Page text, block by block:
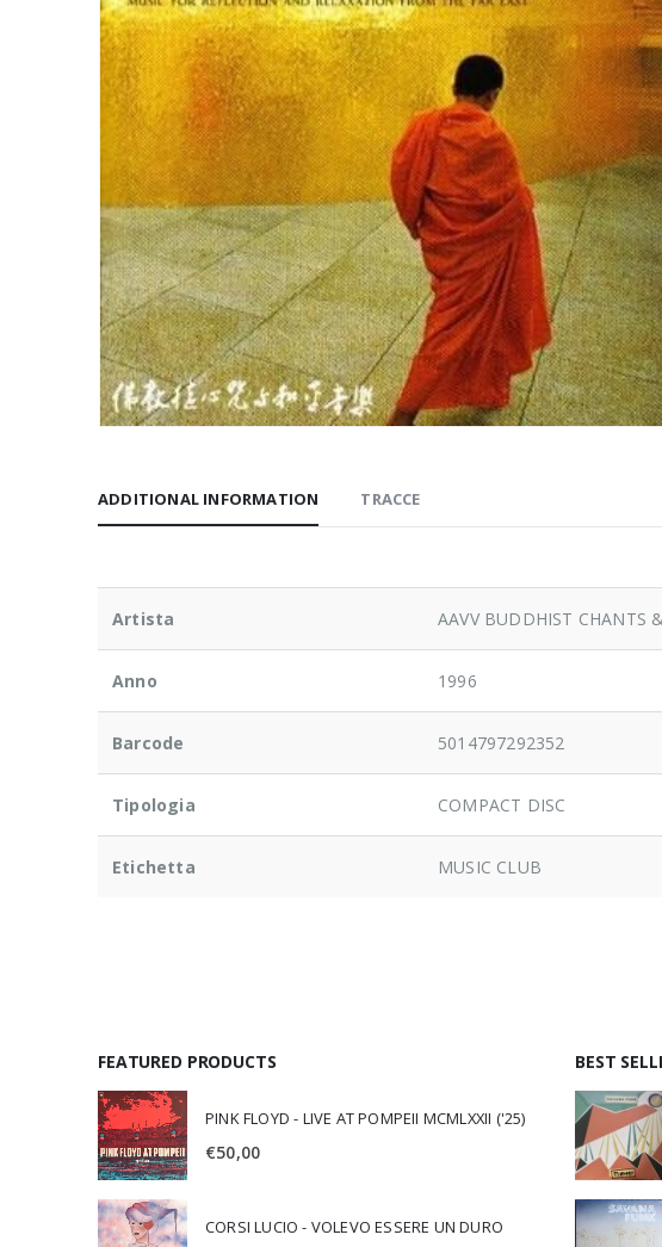
ADDITIONAL INFORMATION TRACCE
Artista AAVV BUDDHIST CHANTS
Anno 1996
Barcode 5014797292352
Tipologia COMPACT DISC
Etichetta MUSIC CLUB
FEATURED PRODUCTS
PINK FLOYD - LIVE AT POMPEII MCMLXXII ('25)
€50,00
CORSI LUCIO - VOLEVO ESSERE UN DURO
BEST